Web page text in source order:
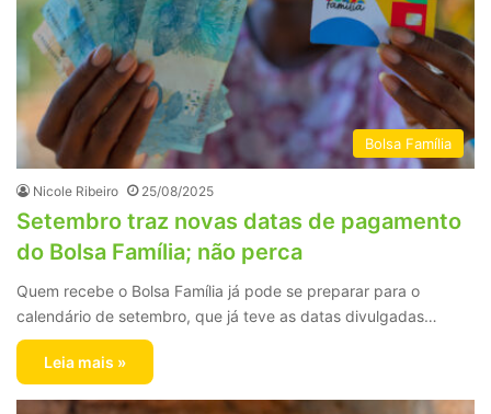
Bolsa Família
Nicole Ribeiro 25/08/2025
Setembro traz novas datas de pagamento
do Bolsa Família; não perca
Quem recebe o Bolsa Família já pode se preparar para o
calendário de setembro, que já teve as datas divulgadas…
Leia mais »